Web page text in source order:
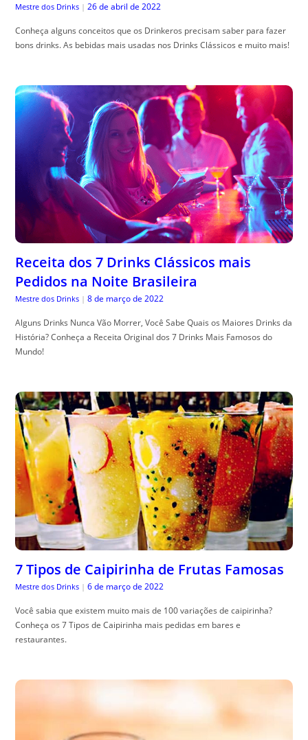
Mestre dos Drinks | 26 de abril de 2022
Conheça alguns conceitos que os Drinkeros precisam saber para fazer
bons drinks. As bebidas mais usadas nos Drinks Clássicos e muito mais!
Receita dos 7 Drinks Clássicos mais
Pedidos na Noite Brasileira
Mestre dos Drinks | 8 de março de 2022
Alguns Drinks Nunca Vão Morrer, Você Sabe Quais os Maiores Drinks da
História? Conheça a Receita Original dos 7 Drinks Mais Famosos do
Mundo!
7 Tipos de Caipirinha de Frutas Famosas
Mestre dos Drinks | 6 de março de 2022
Você sabia que existem muito mais de 100 variações de caipirinha?
Conheça os 7 Tipos de Caipirinha mais pedidas em bares e
restaurantes.